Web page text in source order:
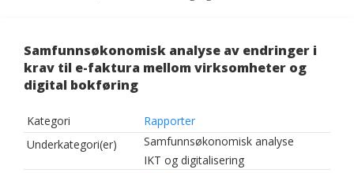
Samfunnsøkonomisk analyse av endringer i
krav til e-faktura mellom virksomheter og
digital bokføring
Kategori
Rapporter
Underkategori(er)
Samfunnsøkonomisk analyse
IKT og digitalisering